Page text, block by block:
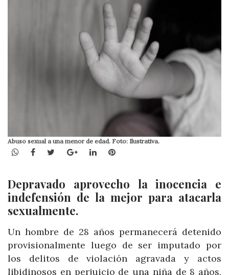
Abuso sexual a una menor de edad. Foto: Ilustrativa.
WhatsApp
Facebook
TwitterGoogle+LinkedInPinterest
Depravado aprovecho la inocencia e
indefensión de la mejor para atacarla
sexualmente.
Un hombre de 28 años permanecerá detenido
provisionalmente luego de ser imputado por
los delitos de violación agravada y actos
libidinosos en perjuicio de una niña de 8 años,